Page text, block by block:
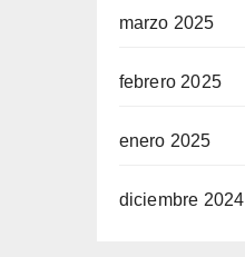
marzo 2025
febrero 2025
enero 2025
diciembre 2024